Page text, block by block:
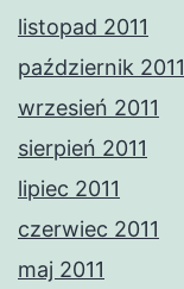
listopad 2011
październik 2011
wrzesień 2011
sierpień 2011
lipiec 2011
czerwiec 2011
maj 2011